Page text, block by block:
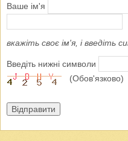
Ваше ім'я
вкажіть своє ім'я, і введіть
Введіть нижні символи
(Обов'язково)
Відправити